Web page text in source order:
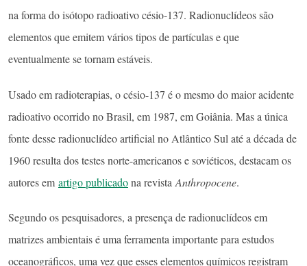
na forma do isótopo radioativo césio-137. Radionuclídeos são
elementos que emitem vários tipos de partículas e que
eventualmente se tornam estáveis.
Usado em radioterapias, o césio-137 é o mesmo do maior acidente
radioativo ocorrido no Brasil, em 1987, em Goiânia. Mas a única
fonte desse radionuclídeo artificial no Atlântico Sul até a década de
1960 resulta dos testes norte-americanos e soviéticos, destacam os
autores em artigo publicadona revista Anthropocene.
Segundo os pesquisadores, a presença de radionuclídeos em
matrizes ambientais é uma ferramenta importante para estudos
oceanográficos, uma vez que esses elementos químicos registram